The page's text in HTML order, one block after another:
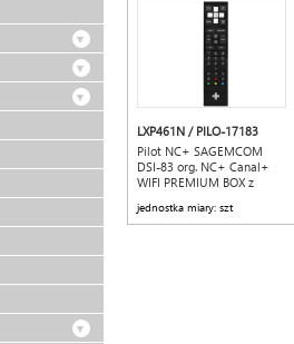
LXP461N / PILO-17183
Pilot NC+ SAGEMCOM
DSI-83 org. NC+ Canal+
WIFI PREMIUM BOX z
jednostka miary: szt